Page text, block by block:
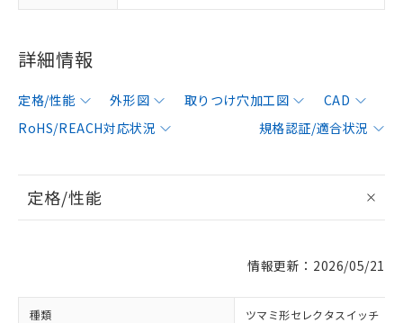
詳細情報
定格/性能 外形図 取りつけ穴加工図
CAD
RoHS/REACH対応状況
規格認証/適合状況
定格/性能
情報更新：2026/05/21
種類 ツマミ形セレクタスイッチ